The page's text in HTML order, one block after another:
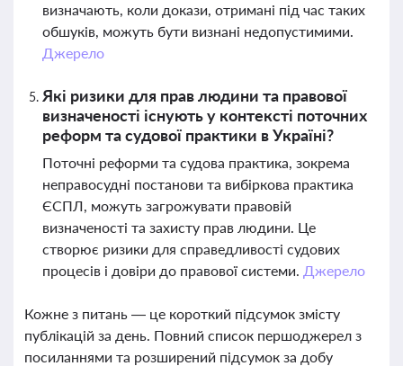
визначають, коли докази, отримані під час таких
обшуків, можуть бути визнані недопустимими.
Джерело
Які ризики для прав людини та правової
визначеності існують у контексті поточних
реформ та судової практики в Україні?
Поточні реформи та судова практика, зокрема
неправосудні постанови та вибіркова практика
ЄСПЛ, можуть загрожувати правовій
визначеності та захисту прав людини. Це
створює ризики для справедливості судових
процесів і довіри до правової системи. Джерело
Кожне з питань — це короткий підсумок змісту
публікацій за день. Повний список першоджерел з
посиланнями та розширений підсумок за добу